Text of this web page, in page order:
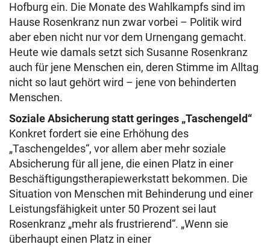
Hofburg ein. Die Monate des Wahlkampfs sind im
Hause Rosenkranz nun zwar vorbei – Politik wird
aber eben nicht nur vor dem Urnengang gemacht.
Heute wie damals setzt sich Susanne Rosenkranz
auch für jene Menschen ein, deren Stimme im Alltag
nicht so laut gehört wird – jene von behinderten
Menschen.
Soziale Absicherung statt geringes „Taschengeld“
Konkret fordert sie eine Erhöhung des
„Taschengeldes“, vor allem aber mehr soziale
Absicherung für all jene, die einen Platz in einer
Beschäftigungstherapiewerkstatt bekommen. Die
Situation von Menschen mit Behinderung und einer
Leistungsfähigkeit unter 50 Prozent sei laut
Rosenkranz „mehr als frustrierend“. „Wenn sie
überhaupt einen Platz in einer